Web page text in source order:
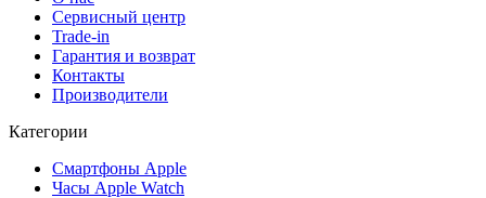
Сервисный центр
Trade-in
Гарантия и возврат
Контакты
Производители
Категории
Смартфоны Apple
Часы Apple Watch